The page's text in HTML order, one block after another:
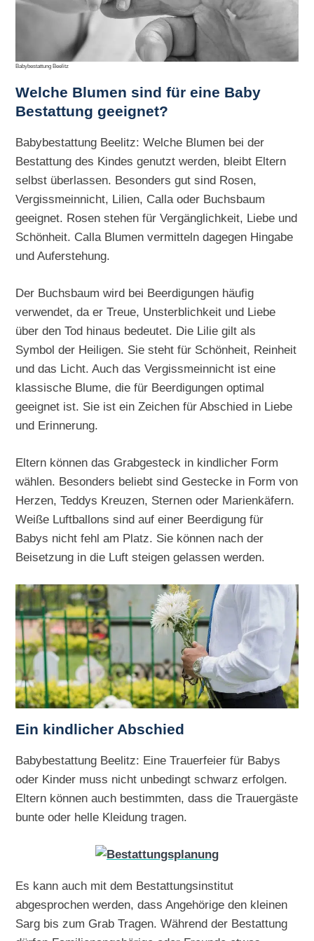
Babybestattung Beelitz
Welche Blumen sind für eine Baby
Bestattung geeignet?
Babybestattung Beelitz: Welche Blumen bei der
Bestattung des Kindes genutzt werden, bleibt Eltern
selbst überlassen. Besonders gut sind Rosen,
Vergissmeinnicht, Lilien, Calla oder Buchsbaum
geeignet. Rosen stehen für Vergänglichkeit, Liebe und
Schönheit. Calla Blumen vermitteln dagegen Hingabe
und Auferstehung.
Der Buchsbaum wird bei Beerdigungen häufig
verwendet, da er Treue, Unsterblichkeit und Liebe
über den Tod hinaus bedeutet. Die Lilie gilt als
Symbol der Heiligen. Sie steht für Schönheit, Reinheit
und das Licht. Auch das Vergissmeinnicht ist eine
klassische Blume, die für Beerdigungen optimal
geeignet ist. Sie ist ein Zeichen für Abschied in Liebe
und Erinnerung.
Eltern können das Grabgesteck in kindlicher Form
wählen. Besonders beliebt sind Gestecke in Form von
Herzen, Teddys Kreuzen, Sternen oder Marienkäfern.
Weiße Luftballons sind auf einer Beerdigung für
Babys nicht fehl am Platz. Sie können nach der
Beisetzung in die Luft steigen gelassen werden.
Ein kindlicher Abschied
Babybestattung Beelitz: Eine Trauerfeier für Babys
oder Kinder muss nicht unbedingt schwarz erfolgen.
Eltern können auch bestimmten, dass die Trauergäste
bunte oder helle Kleidung tragen.
Es kann auch mit dem Bestattungsinstitut
abgesprochen werden, dass Angehörige den kleinen
Sarg bis zum Grab Tragen. Während der Bestattung